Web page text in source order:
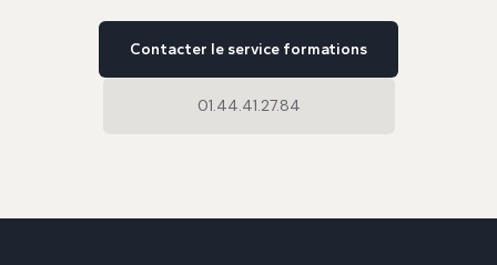
Contacter le service formations
01.44.41.27.84